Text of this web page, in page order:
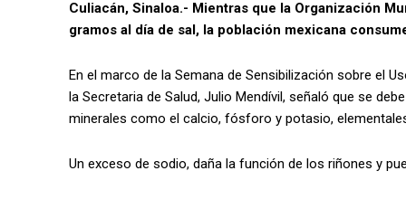
Culiacán, Sinaloa.- Mientras que la Organización
gramos al día de sal, la población mexicana
En el marco de la Semana de Sensibilización sobre el
la Secretaria de Salud, Julio Mendívil, señaló que se
minerales como el calcio, fósforo y potasio,
Un exceso de sodio, daña la función de los riñones y